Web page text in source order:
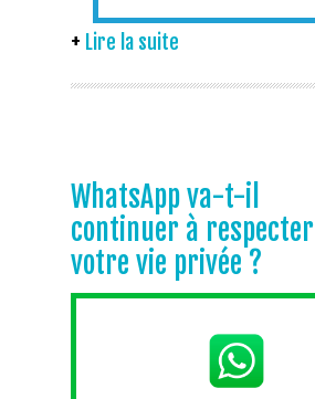
Lire la suite
WhatsApp va-t-il
continuer à respecter
votre vie privée ?